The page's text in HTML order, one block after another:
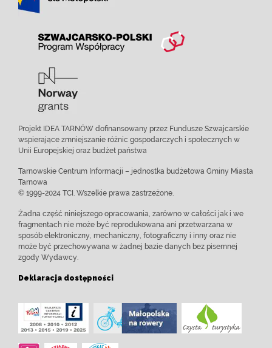
Projekt IDEA TARNÓW dofinansowany przez Fundusze Szwajcarskie
wspierające zmniejszanie różnic gospodarczych i społecznych w
Unii Europejskiej oraz budżet państwa
Tarnowskie Centrum Informacji – jednostka budżetowa Gminy Miasta
Tarnowa
© 1999-2024 TCI. Wszelkie prawa zastrzeżone.
Żadna część niniejszego opracowania, zarówno w całości jak i we
fragmentach nie może być reprodukowana ani przetwarzana w
sposób elektroniczny, mechaniczny, fotograficzny i inny oraz nie
może być przechowywana w żadnej bazie danych bez pisemnej
zgody Wydawcy.
Deklaracja dostępności